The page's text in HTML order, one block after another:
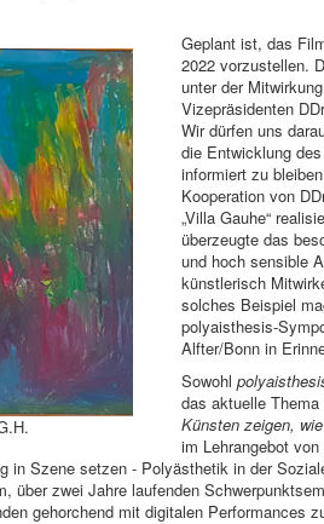
Geplant ist, das
2022 vorzustellen.
unter der
Vizepräsidenten
Wir dürfen uns
die Entwicklung
informiert zu
Kooperation von
„Villa Gauhe“
überzeugte das
und hoch sensible
künstlerisch
solches Beispiel
polyaisthesis-
Alfter/Bonn in
Sowohl
das aktuelle
Künsten zeigen,
im Lehrangebot
in Szene setzen - Polyästhetik in der
über zwei Jahre laufenden
gehorchend mit digitalen Performances